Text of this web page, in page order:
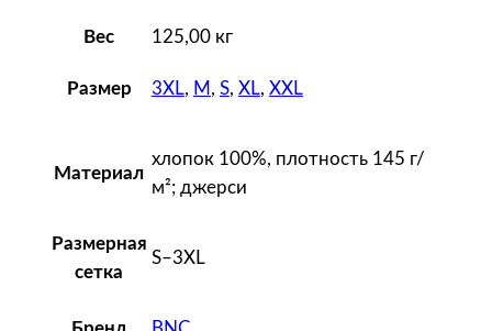
1
0
Вес 125,00 кг
Размер 3XL, M , S, XL, XXL
Материал
хлопок 100%, плотность 145 г/
м²; джерси
Размерная
сетка
S–3XL